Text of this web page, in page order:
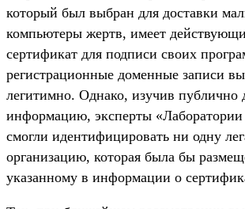
который был выбран для доставки
компьютеры жертв, имеет
сертификат для подписи своих
регистрационные доменные записи
легитимно. Однако, изучив публично
информацию, эксперты «Лаборатории
смогли идентифицировать ни одну
организацию, которая была бы
указанному в информации о